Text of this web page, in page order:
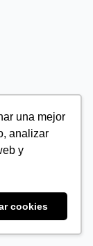
una mejor
analizar
y
cookies